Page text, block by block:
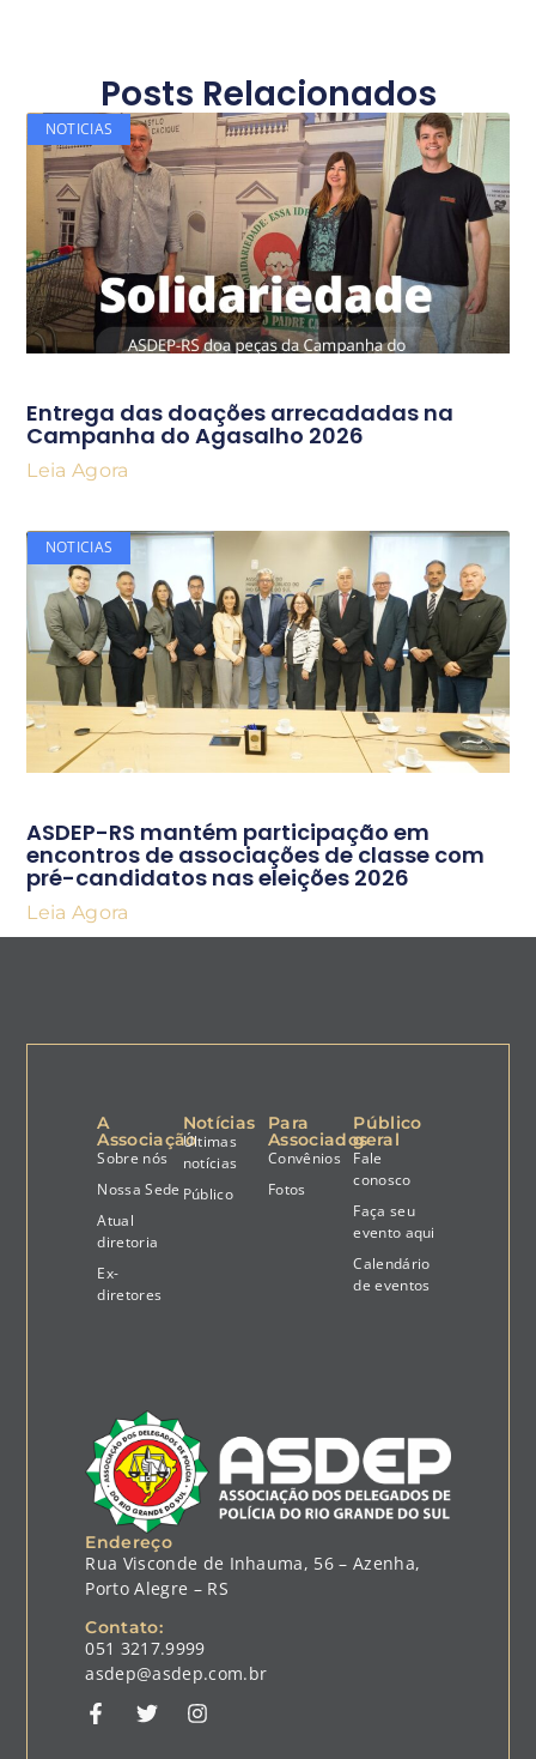
Posts Relacionados
NOTICIAS
Entrega das doações arrecadadas na
Campanha do Agasalho 2026
Leia Agora
NOTICIAS
ASDEP-RS mantém participação em
encontros de associações de classe com
pré-candidatos nas eleições 2026
Leia Agora
Endereço
Rua Visconde de Inhauma, 56 – Azenha,
Porto Alegre – RS
Contato:
051 3217.9999
asdep@asdep.com.br
A
Associação
Sobre nós
Nossa Sede
Atual
diretoria
Ex-
diretores
Notícias
Últimas
notícias
Público
Para
Associados
Convênios
Fotos
Público
geral
Fale
conosco
Faça seu
evento aqui
Calendário
de eventos